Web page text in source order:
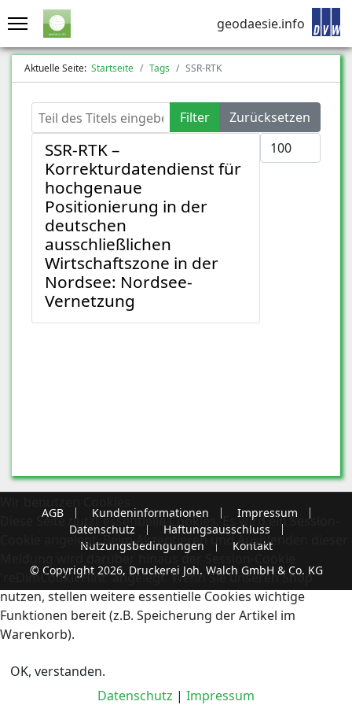
geodaesie.info
Aktuelle Seite: Startseite Tags SSR-RTK
Teil des Titels eingeben Filter
Zurücksetzen
Anzeige #
SSR-RTK –
Korrekturdatendienst für
hochgenaue
Positionierung in der
deutschen
ausschließlichen
Wirtschaftszone in der
Nordsee: Nordsee-
Vernetzung
AGB Kundeninformationen
Impressum
Datenschutz
Haftungsausschluss
Nutzungsbedingungen
Kontakt
© Copyright 2026, Druckerei Joh. Walch GmbH & Co. KG
Diese Seite nutzt essentielle Cookies. Es wird ein Session-
Cookie angelegt. Beim Akzeptieren und Ausblenden dieser
Meldung wird darüber hinaus der Session-Cookie
'reDimCookieHint' angelegt. Wenn Sie unseren Shop
nutzen, stellen weitere essentielle Cookies wichtige
Funktionen bereit (z.B. Speicherung der Artikel im
Warenkorb).
OK, verstanden.
Datenschutz | Impressum